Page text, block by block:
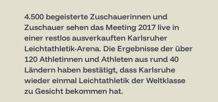
4.500 begeisterte Zuschauerinnen und
Zuschauer sehen das Meeting 2017 live in
einer restlos ausverkauften Karlsruher
Leichtathletik-Arena. Die Ergebnisse der über
120 Athletinnen und Athleten aus rund 40
Ländern haben bestätigt, dass Karlsruhe
wieder einmal Leichtathletik der Weltklasse
zu Gesicht bekommen hat.